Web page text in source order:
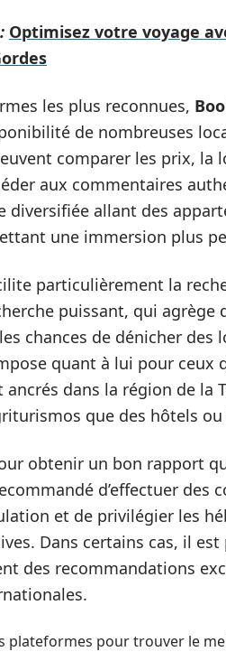
Optimisez votre voyage
les plus reconnues,
de nombreuses
comparer les prix, la
aux commentaires
diversifiée allant des
une immersion plus
particulièrement la
puissant, qui
chances de dénicher
quant à lui pour
dans la région de la
que des hôtels ou
obtenir un bon rapport
d’effectuer des
et de privilégier les
Dans certains cas, il
des recommandations
plateformes pour trouver le